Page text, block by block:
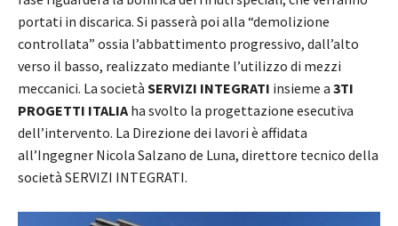
portati in discarica. Si passerà poi alla “demolizione
controllata” ossia l’abbattimento progressivo, dall’alto
verso il basso, realizzato mediante l’utilizzo di mezzi
meccanici. La società SERVIZI INTEGRATI insieme a 3TI
PROGETTI ITALIAha svolto la progettazione esecutiva
dell’intervento. La Direzione dei lavori è affidata
all’Ingegner Nicola Salzano de Luna, direttore tecnico della
società SERVIZI INTEGRATI.